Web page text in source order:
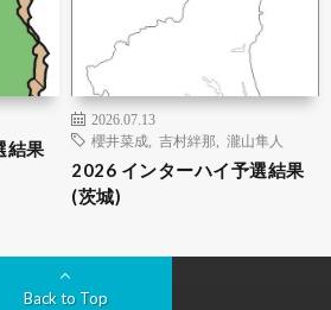
結果
2026.07.13
櫻井菜成
吉村絆那 瀧山隼人
2026 インターハイ予選結果
(茨城)
Back to Top